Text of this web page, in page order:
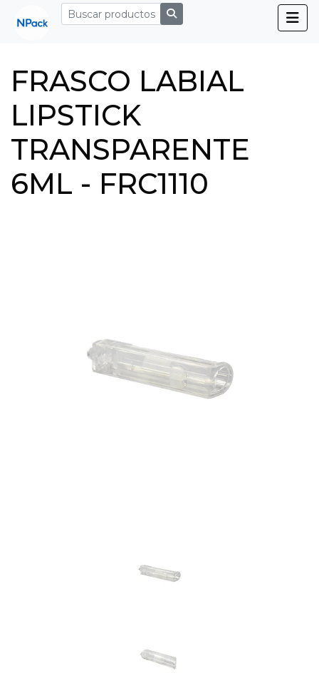
FRASCO LABIAL
LIPSTICK
TRANSPARENTE
6ML - FRC1110